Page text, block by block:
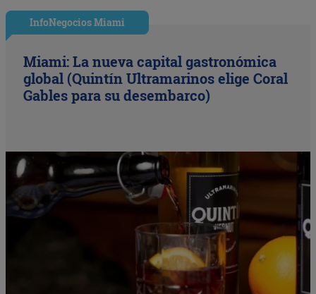
InfoNegocios Miami
Miami: La nueva capital gastronómica
global (Quintín Ultramarinos elige Coral
Gables para su desembarco)